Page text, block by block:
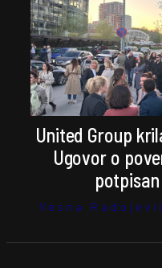
United Group
Ugovor o
Vesna